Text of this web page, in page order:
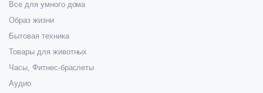
Все для умного дома
Образ жизни
Бытовая техника
Товары для животных
Часы, Фитнес-браслеты
Аудио